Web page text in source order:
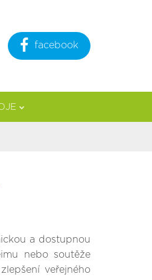
facebook
a dostupnou
nebo soutěže
veřejného